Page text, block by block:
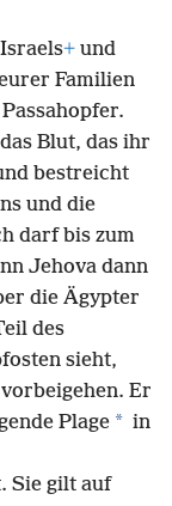
+ und
Familien
Passahopfer.
Blut, das ihr
bestreicht
und die
darf bis zum
Jehova dann
die Ägypter
des
sieht,
Er
Plage * in
Sie gilt auf